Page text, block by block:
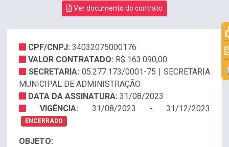
Ver documento do contrato
CPF/CNPJ: 34032075000176
VALOR CONTRATADO: R$ 163.090,00
SECRETARIA: 05.277.173/0001-75 | SECRETARIA
MUNICIPAL DE ADMINISTRAÇÃO
DATA DA ASSINATURA: 31/08/2023
VIGÊNCIA: 31/08/2023 - 31/12/2023
ENCERRADO
OBJETO: